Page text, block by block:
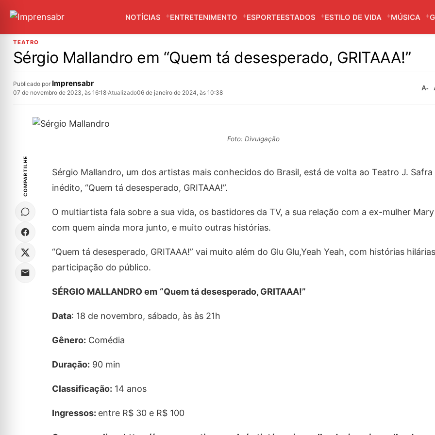
NOTÍCIAS ENTRETENIMENTO ESPORTEESTADOS ESTILO DE VIDA MÚSICA
TEATRO
Sérgio Mallandro em “Quem tá desesperado, GRITAAA!”
Publicado por Imprensabr
07 de novembro de 2023, às 16:18·Atualizado06 de janeiro de 2024, às 10:38
A-
Foto: Divulgação
COMPARTILHE
Sérgio Mallandro, um dos artistas mais conhecidos do Brasil, está de volta ao Teatro J.
inédito, “Quem tá desesperado, GRITAAA!”.
O multiartista fala sobre a sua vida, os bastidores da TV, a sua relação com a ex-mulher
com quem ainda mora junto, e muito outras histórias.
“Quem tá desesperado, GRITAAA!” vai muito além do Glu Glu,Yeah Yeah, com histórias
participação do público.
SÉRGIO MALLANDRO em “Quem tá desesperado, GRITAAA!”
Data: 18 de novembro, sábado, às às 21h
Gênero: Comédia
Duração: 90 min
Classificação: 14 anos
Ingressos: entre R$ 30 e R$ 100